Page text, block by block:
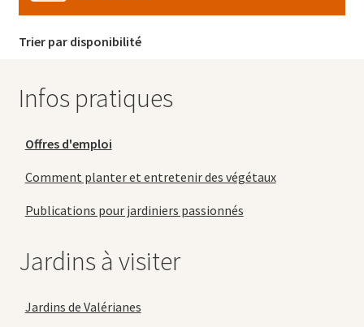
Trier par disponibilité
Infos pratiques
Offres d'emploi
Comment planter et entretenir des végétaux
Publications pour jardiniers passionnés
Jardins à visiter
Jardins de Valérianes